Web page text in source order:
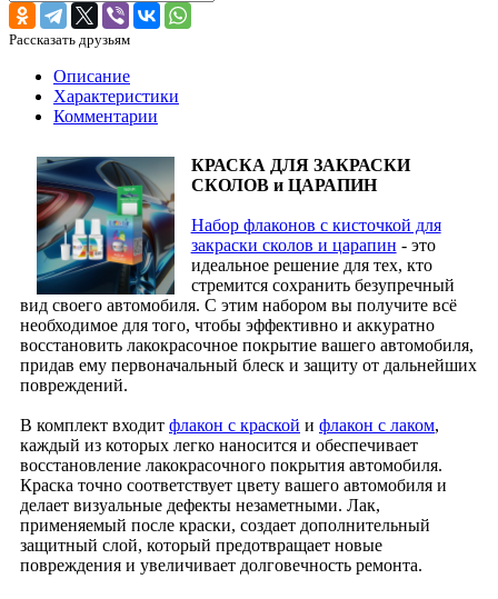
Рассказать друзьям
Описание
Характеристики
Комментарии
КРАСКА ДЛЯ ЗАКРАСКИ
СКОЛОВ и ЦАРАПИН
Набор флаконов с кисточкой для
закраски сколов и царапин - это
идеальное решение для тех, кто
стремится сохранить безупречный
вид своего автомобиля. С этим набором вы получите всё
необходимое для того, чтобы эффективно и аккуратно
восстановить лакокрасочное покрытие вашего автомобиля,
придав ему первоначальный блеск и защиту от дальнейших
повреждений.
В комплект входит флакон с краской и флакон с лаком,
каждый из которых легко наносится и обеспечивает
восстановление лакокрасочного покрытия автомобиля.
Краска точно соответствует цвету вашего автомобиля и
делает визуальные дефекты незаметными. Лак,
применяемый после краски, создает дополнительный
защитный слой, который предотвращает новые
повреждения и увеличивает долговечность ремонта.